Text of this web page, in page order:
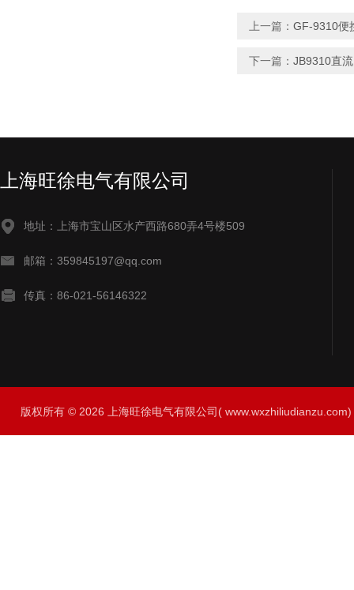
上一篇： GF-9310便
下一篇： JB9310直
上海旺徐电气有限公司
地址：上海市宝山区水产西路680弄4号楼509
邮箱：359845197@qq.com
传真：86-021-56146322
版权所有 © 2026 上海旺徐电气有限公司(